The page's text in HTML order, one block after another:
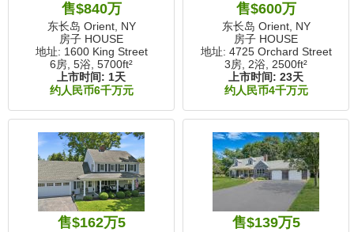
售$840万
东长岛 Orient, NY
房子 HOUSE
地址: 1600 King Street
6房, 5浴, 5700ft²
上市时间: 1天
约人民币6千万元
售$600万
东长岛 Orient, NY
房子 HOUSE
地址: 4725 Orchard Street
3房, 2浴, 2500ft²
上市时间: 23天
约人民币4千万元
售$162万5 售$139万5